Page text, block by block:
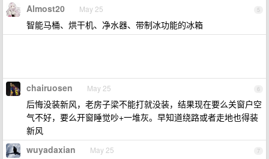
5
Almost20 May 25
智能马桶、烘干机、净水器、带制冰功能的冰箱
6
chairuosen May 25
后悔没装新风，老房子梁不能打就没装，结果现在要么关窗户空
气不好，要么开窗睡觉吵+一堆灰。早知道绕路或者走地也得装
新风
7
wuyadaxian May 25